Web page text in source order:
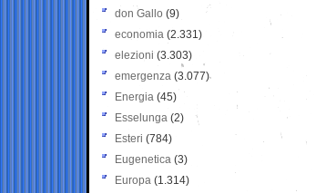
don Gallo (9)
economia (2.331)
elezioni (3.303)
emergenza (3.077)
Energia (45)
Esselunga (2)
Esteri (784)
Eugenetica (3)
Europa (1.314)